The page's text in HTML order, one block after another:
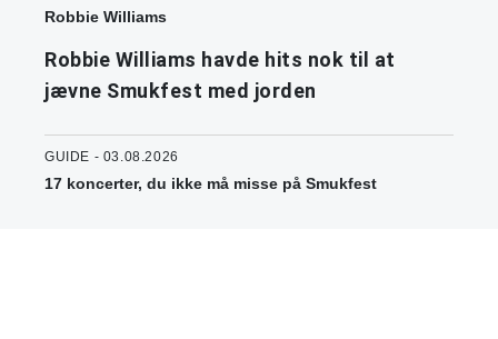
Robbie Williams
Robbie Williams havde hits nok til at
jævne Smukfest med jorden
GUIDE - 03.08.2026
17 koncerter, du ikke må misse på Smukfest